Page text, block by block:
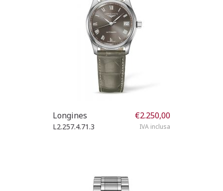
Longines
L2.257.4.71.3
€2.250,00
IVA inclusa